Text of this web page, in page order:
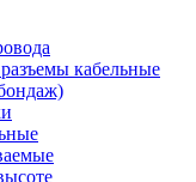
кабельные